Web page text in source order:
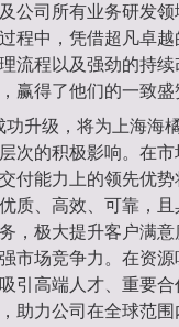
公司所有业务研发
程中，凭借超凡卓越
流程以及强劲的持
赢得了他们的一致盛
功升级，将为上海海
次的积极影响。在市
付能力上的领先优
质、高效、可靠，
，极大提升客户满
市场竞争力。在资源
引高端人才、重要
助力公司在全球范围